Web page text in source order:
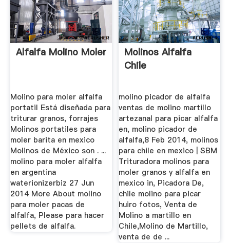
Alfalfa Molino Moler
Molino para moler alfalfa
portatil Está diseñada para
triturar granos, forrajes
Molinos portatiles para
moler barita en mexico
Molinos de México son . ...
molino para moler alfalfa
en argentina
waterionizerbiz 27 Jun
2014 More About molino
para moler pacas de
alfalfa, Please para hacer
pellets de alfalfa.
Molinos Alfalfa
Chile
molino picador de alfalfa
ventas de molino martillo
artezanal para picar alfalfa
en, molino picador de
alfalfa,8 Feb 2014, molinos
para chile en mexico | SBM
Trituradora molinos para
moler granos y alfalfa en
mexico in, Picadora De,
chile molino para picar
huiro fotos, Venta de
Molino a martillo en
Chile,Molino de Martillo,
venta de de ...